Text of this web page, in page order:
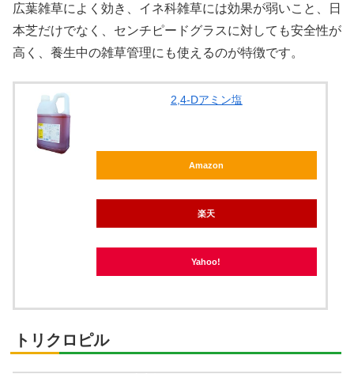
広葉雑草によく効き、イネ科雑草には効果が弱いこと、日
本芝だけでなく、センチピードグラスに対しても安全性が
高く、養生中の雑草管理にも使えるのが特徴です。
2,4-Dアミン塩
Amazon
楽天
Yahoo!
トリクロピル